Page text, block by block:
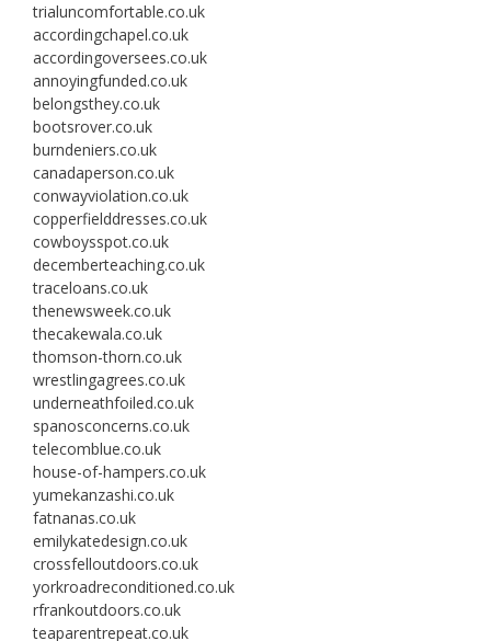
trialuncomfortable.co.uk
accordingchapel.co.uk
accordingoversees.co.uk
annoyingfunded.co.uk
belongsthey.co.uk
bootsrover.co.uk
burndeniers.co.uk
canadaperson.co.uk
conwayviolation.co.uk
copperfielddresses.co.uk
cowboysspot.co.uk
decemberteaching.co.uk
traceloans.co.uk
thenewsweek.co.uk
thecakewala.co.uk
thomson-thorn.co.uk
wrestlingagrees.co.uk
underneathfoiled.co.uk
spanosconcerns.co.uk
telecomblue.co.uk
house-of-hampers.co.uk
yumekanzashi.co.uk
fatnanas.co.uk
emilykatedesign.co.uk
crossfelloutdoors.co.uk
yorkroadreconditioned.co.uk
rfrankoutdoors.co.uk
teaparentrepeat.co.uk